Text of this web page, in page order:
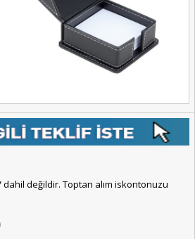
dahil değildir. Toptan alım iskontonuzu